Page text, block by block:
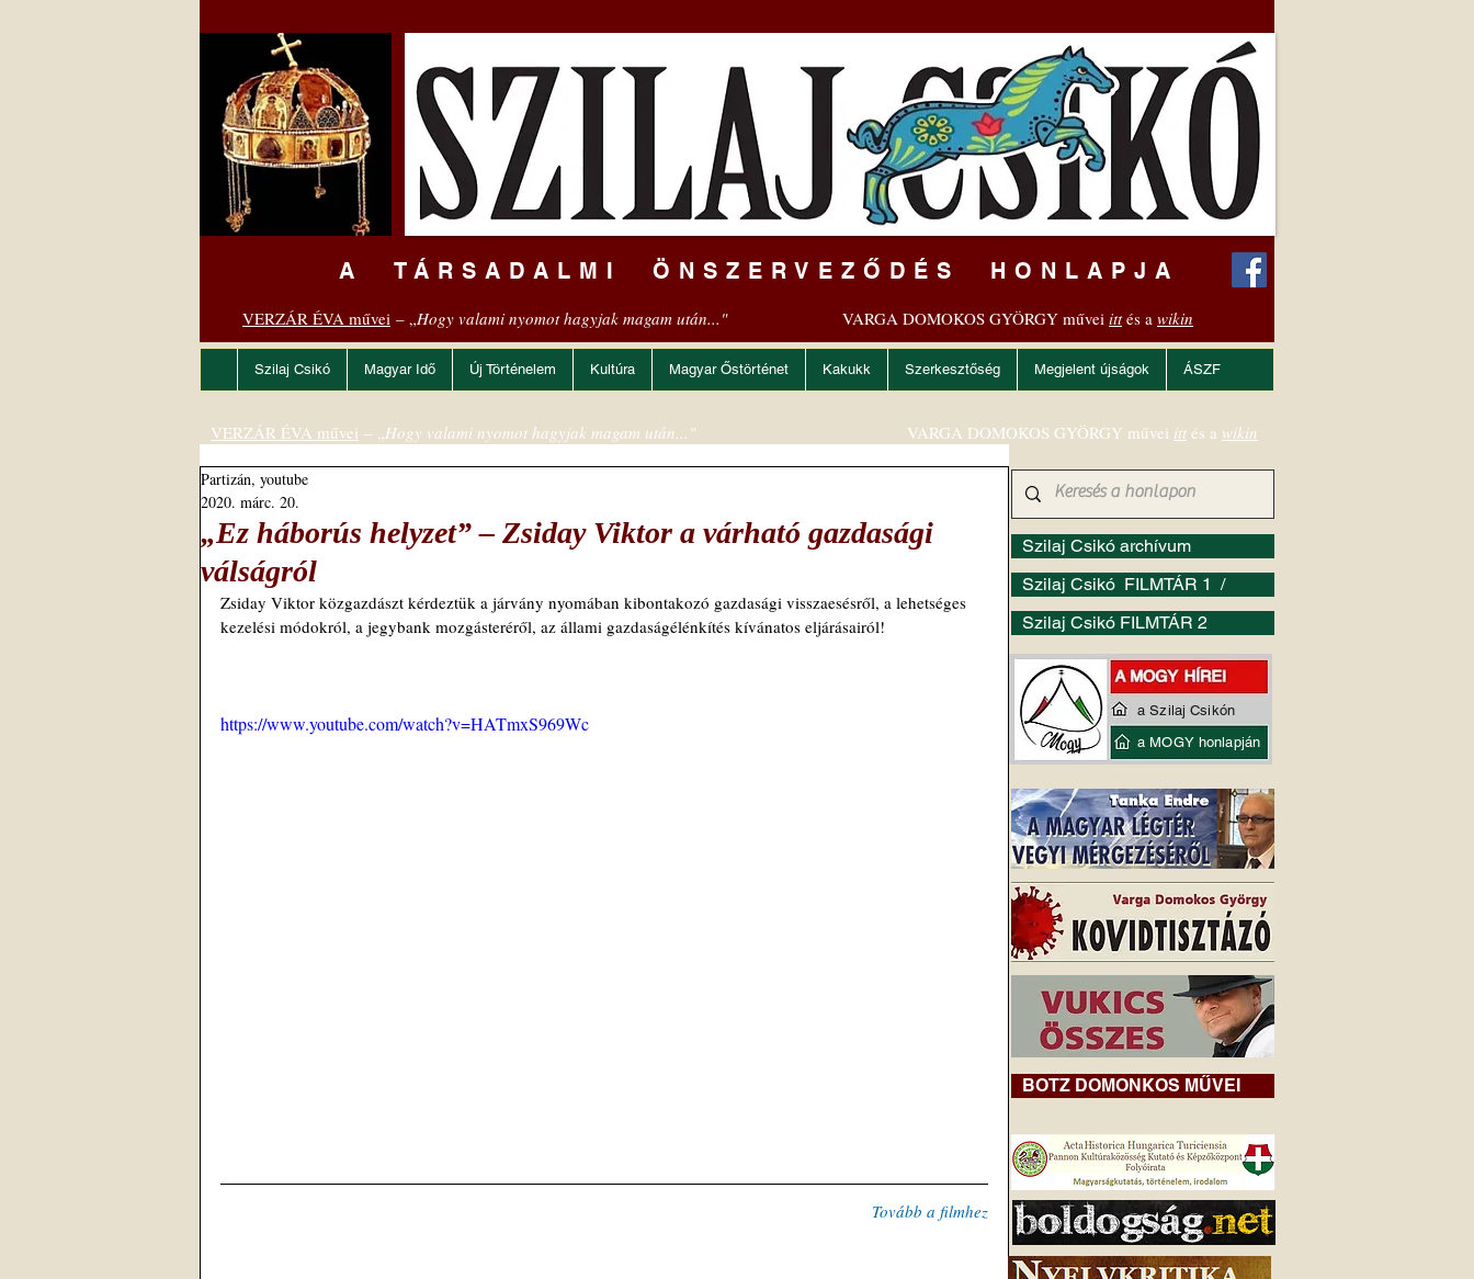
A TÁRSADALMI ÖNSZERVEZŐDÉS HONLAPJA
VERZÁR ÉVA művei – „Hogy valami nyomot hagyjak magam után..." VARGA DOMOKOS GYÖRGY művei ittés a wikin
Szilaj Csikó Magyar Idő Új Történelem Kultúra Magyar Őstörténet Kakukk Szerkesztőség Megjelent újságok ÁSZF
„Ez háborús helyzet” – Zsiday Viktor a várható gazdasági
válságról
Partizán, youtube
2020. márc. 20.
Zsiday Viktor közgazdászt kérdeztük a járvány nyomában kibontakozó gazdasági visszaesésről, a lehetséges
kezelési módokról, a jegybank mozgásteréről, az állami gazdaságélénkítés kívánatos eljárásairól!
https://www.youtube.com/watch?v=HATmxS969Wc
Tovább a filmhez
Szilaj Csikó archívum
Szilaj Csikó FILMTÁR 1 /
Szilaj Csikó FILMTÁR 2
VERZÁR ÉVA művei – „Hogy valami nyomot hagyjak magam után..." VARGA DOMOKOS GYÖRGY művei itt és a wikin
BOTZ DOMONKOS MŰVEI
a Szilaj Csikón
a MOGY honlapján